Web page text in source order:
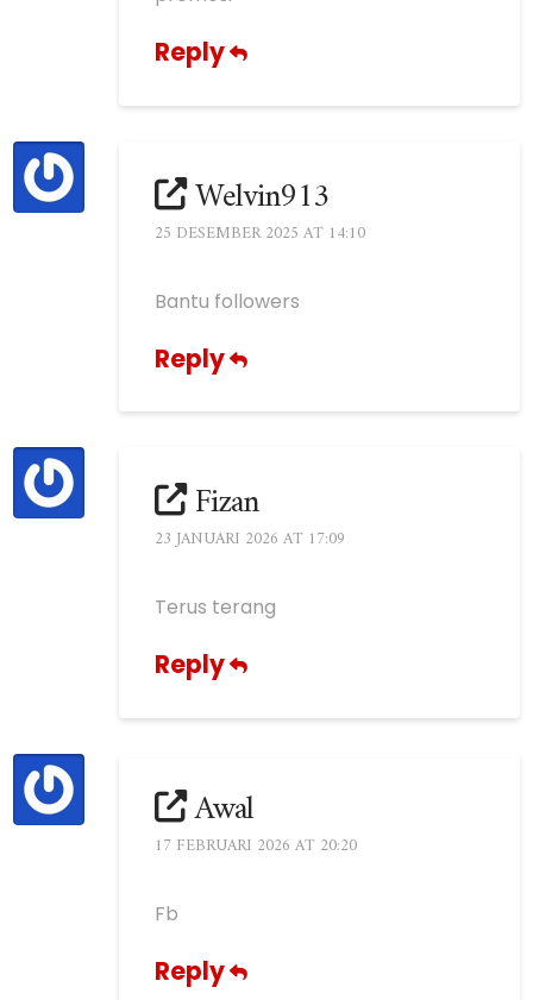
Reply
Welvin913
25 DESEMBER 2025 AT 14:10
Bantu followers
Reply
Fizan
23 JANUARI 2026 AT 17:09
Terus terang
Reply
Awal
17 FEBRUARI 2026 AT 20:20
Fb
Reply